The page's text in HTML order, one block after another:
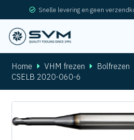
Snelle levering en geen
Home VHM frezen
Bolfrezen
CSELB 2020-060-6